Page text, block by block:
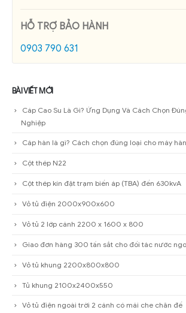
HỖ TRỢ BẢO HÀNH
0903 790 631
BÀI VIẾT MỚI
Cáp Cao Su Là Gì? Ứng Dụng Và Cách Chọn
Nghiệp
Cáp hàn là gì? Cách chọn đúng loại cho máy
Cột thép N22
Cột thép kín đặt trạm biến áp (TBA) đến 630kvA
Vỏ tủ điện 2000x900x600
Vỏ tủ 2 lớp cánh 2200 x 1600 x 800
Giao đơn hàng 300 tấn sắt cho đối tác nước
Vỏ tủ khung 2200x800x800
Tủ khung 2100x2400x550
Vỏ tủ điện ngoài trời 2 cánh có mái che chân đế